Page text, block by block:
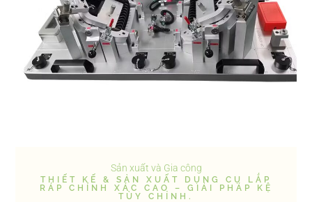
Sản xuất và Gia công
THIẾT KẾ & SẢN XUẤT DỤNG CỤ LẮP
RÁP CHÍNH XÁC CAO – GIẢI PHÁP KỆ
TÙY CHỈNH.